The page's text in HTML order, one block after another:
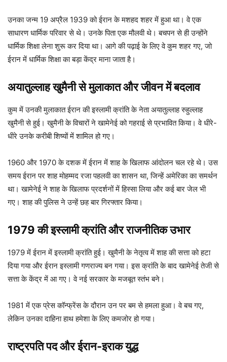
उनका जन्म 19 अप्रैल 1939 को ईरान के मशहद शहर में हुआ था। वे एक
साधारण धार्मिक परिवार से थे। उनके पिता एक मौलवी थे। बचपन से ही उन्होंने
धार्मिक शिक्षा लेना शुरू कर दिया था। आगे की पढ़ाई के लिए वे कुम शहर गए, जो
ईरान में धार्मिक शिक्षा का बड़ा केंद्र माना जाता है।
अयातुल्लाह खुमैनी से मुलाकात और जीवन में बदलाव
कुम में उनकी मुलाकात ईरान की इस्लामी क्रांति के नेता अयातुल्लाह रुहुल्लाह
खुमैनी से हुई। खुमैनी के विचारों ने खामेनेई को गहराई से प्रभावित किया। वे धीरे-
धीरे उनके करीबी शिष्यों में शामिल हो गए।
1960 और 1970 के दशक में ईरान में शाह के खिलाफ आंदोलन चल रहे थे। उस
समय ईरान पर शाह मोहम्मद रजा पहलवी का शासन था, जिन्हें अमेरिका का समर्थन
था। खामेनेई ने शाह के खिलाफ प्रदर्शनों में हिस्सा लिया और कई बार जेल भी
गए। शाह की पुलिस ने उन्हें छह बार गिरफ्तार किया।
1979 की इस्लामी क्रांति और राजनीतिक उभार
1979 में ईरान में इस्लामी क्रांति हुई। खुमैनी के नेतृत्व में शाह की सत्ता को हटा
दिया गया और ईरान इस्लामी गणराज्य बन गया। इस क्रांति के बाद खामेनेई तेजी से
सत्ता के केंद्र में आ गए। वे नई सरकार के मजबूत स्तंभ बने।
1981 में एक प्रेस कॉन्फ्रेंस के दौरान उन पर बम से हमला हुआ। वे बच गए,
लेकिन उनका दाहिना हाथ हमेशा के लिए कमजोर हो गया।
राष्ट्रपति पद और ईरान-इराक युद्ध